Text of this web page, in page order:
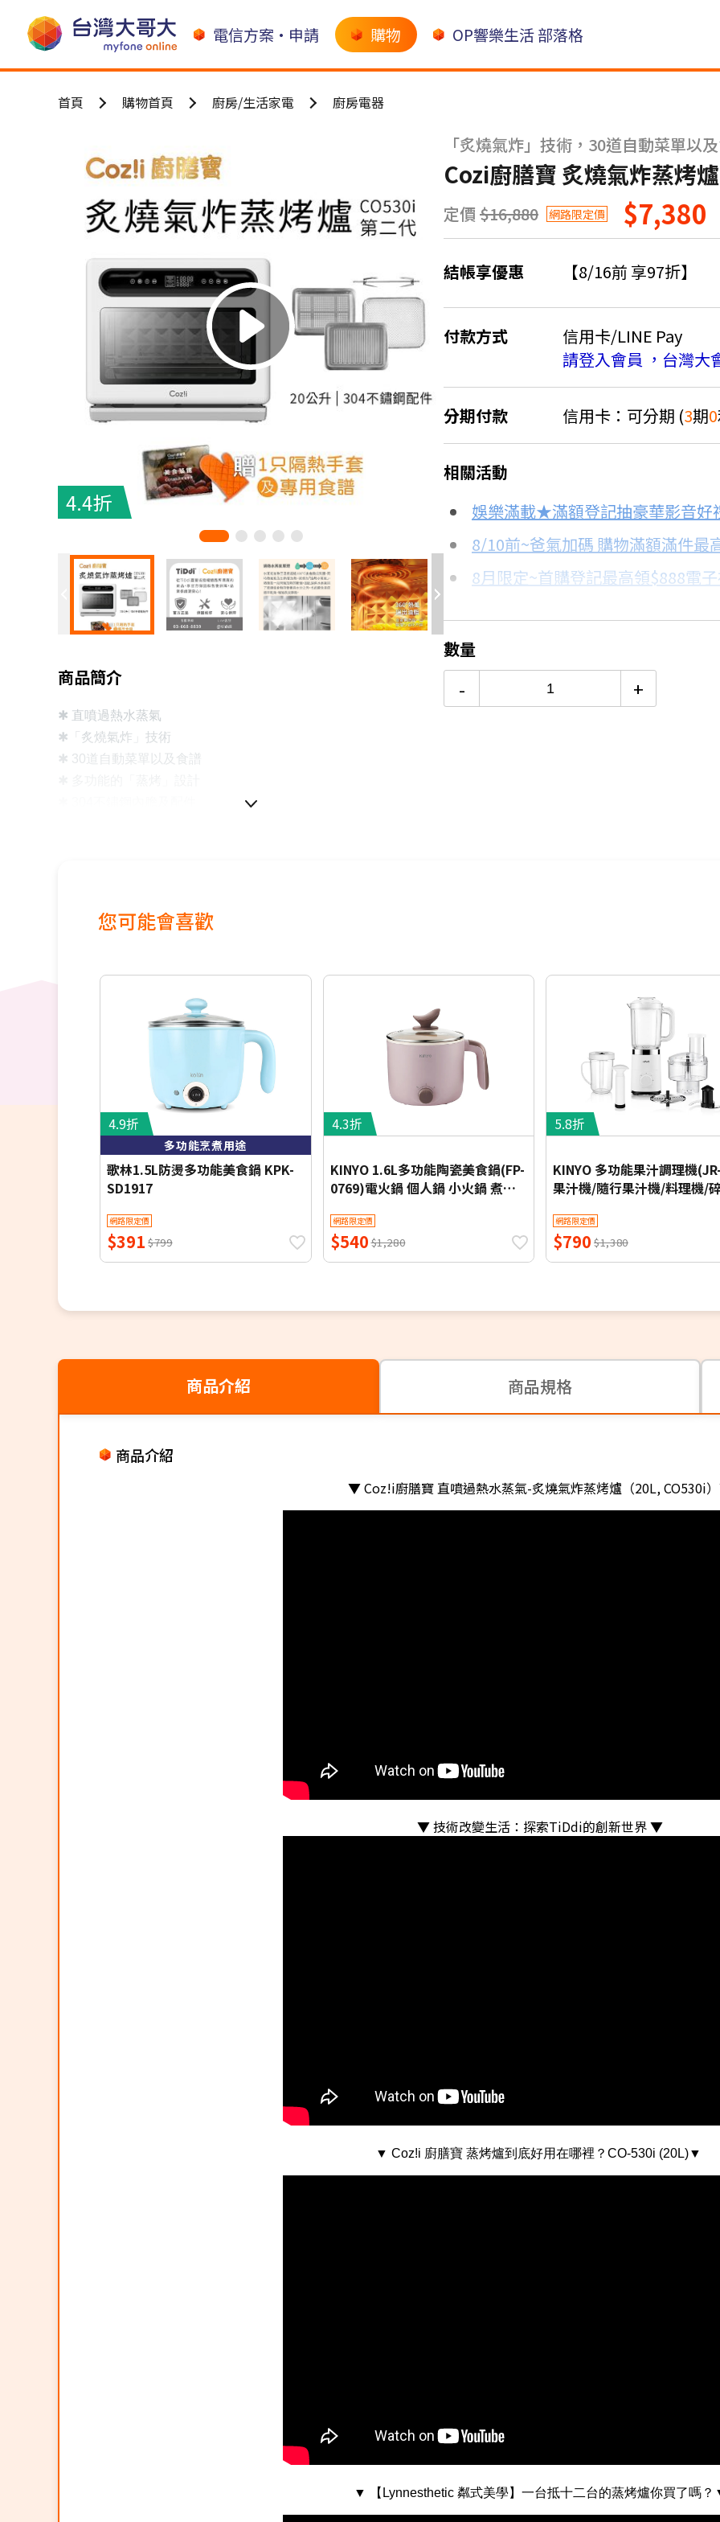
電信方案•申請 購物 OP響樂生活 部落格
首頁 購物首頁 廚房/生活家電 廚房電器
4.4折 4.4折
商品簡介
✱ 直噴過熱水蒸氣
✱ 「炙燒氣炸」技術
✱ 30道自動菜單以及食譜
「炙燒氣炸」技術，30道自動菜單以
Cozi廚膳寶 炙燒氣炸蒸烤
定價 $16,880 網路限定價 $7,380
結帳享優惠 【8/16前 享97折】
付款方式
信用卡/LINE Pay
請登入會員 ，台灣大
分期付款 信用卡：可分期 (3期0
＊實際可分期數、適用利率，請以購
信用卡分期
分期數
3期 0利率
每期金額
$2,460
$658
相關活動
娛樂滿載★滿額登記抽豪華影音好
8/10前~爸氣加碼 購物滿額滿件最
8月限定~首購登記最高領$888電
更多信用卡分期0利率滿額享回饋
電視降到底破盤
數量
- +
您可能會喜歡
4.9折
多功能烹煮用途
歌林1.5L防燙多功能美食鍋 KPK-
SD1917
網路限定價
$391 $799
4.3折
KINYO 1.6L多功能陶瓷美食鍋(FP-
0769)電火鍋 個人鍋 小火鍋 煮火
網路限定價
$540$1,280
5.8折
KINYO 多功能果汁調理機
果汁機/隨行果汁機/料理機/
網路限定價
$790 $1,380
商品介紹 商品規格
商品介紹
▼ Coz!i廚膳寶 直噴過熱水蒸氣-炙燒氣炸蒸烤爐（20L, CO530i
▼技術改變生活：探索TiDdi的創新世界▼
▼ Coz!i 廚膳寶 蒸烤爐到底好用在哪裡？CO-530i (20L)▼
▼ 【Lynnesthetic 粼式美學】一台抵十二台的蒸烤爐你買了嗎